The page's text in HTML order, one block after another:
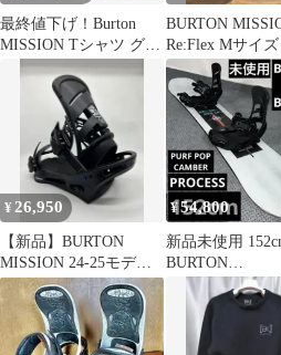
最終値下げ！Burton
MISSION Tシャツ グレ
ー Mサイズ
BURTON
Re:Flex Mサイズ
ィング
¥ 26,950
【新品】BURTON
MISSION 24-25モデ
ル 最安値
¥ 54,800
新品未使用
BURTON
サイズ